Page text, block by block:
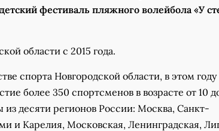
фестиваль пляжного волейбола «У
области с 2015 года.
спорта Новгородской области, в этом году
более 350 спортсменов в возрасте от 10
десяти регионов России: Москва, Санкт-
и Карелия, Московская, Ленинградская,